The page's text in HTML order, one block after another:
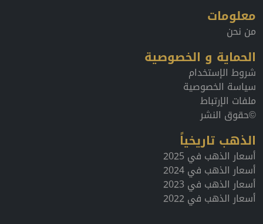
معلومات
من نحن
الحماية و الخصوصية
شروط الإستخدام
سياسة الخصوصية
ملفات الإرتباط
©حقوق النشر
الذهب تاريخياً
أسعار الذهب في 2025
أسعار الذهب في 2024
أسعار الذهب في 2023
أسعار الذهب في 2022